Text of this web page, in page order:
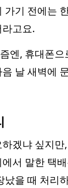
가기 전에는
고요.
엔, 휴대폰으
날 새벽에
겠냐 싶지만
서 말한 택
났을 때 처리